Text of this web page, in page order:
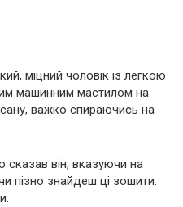
міцний чоловік із легкою
машинним мастилом на
важко спираючись на
сказав він, вказуючи на
пізно знайдеш ці зошити.